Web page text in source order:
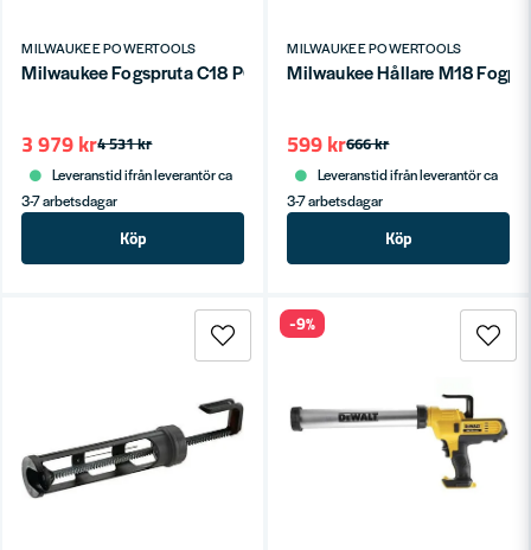
MILWAUKEE POWERTOOLS
Milwaukee Fogspruta C18 PCG/310C-0B
4 531 kr
3 979 kr
Leveranstid ifrån leverantör ca
3-7 arbetsdagar
Köp
MILWAUKEE POWERTOOLS
Milwaukee Hållare M18
666 kr
599 kr
Leveranstid ifrån leverantör ca
3-7 arbetsdagar
Köp
-9%